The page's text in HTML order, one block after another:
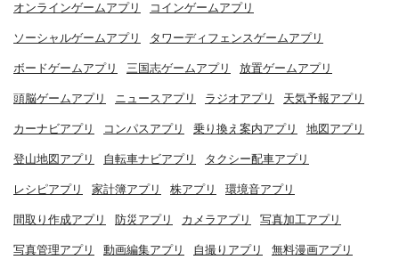
オンラインゲームアプリ コインゲームアプリ
ソーシャルゲームアプリ タワーディフェンスゲームアプリ
ボードゲームアプリ 三国志ゲームアプリ 放置ゲームアプリ
頭脳ゲームアプリ ニュースアプリ ラジオアプリ 天気予報アプリ
カーナビアプリ コンパスアプリ 乗り換え案内アプリ 地図アプリ
登山地図アプリ 自転車ナビアプリ タクシー配車アプリ
レシピアプリ 家計簿アプリ 株アプリ 環境音アプリ
間取り作成アプリ 防災アプリ カメラアプリ 写真加工アプリ
写真管理アプリ 動画編集アプリ 自撮りアプリ 無料漫画アプリ